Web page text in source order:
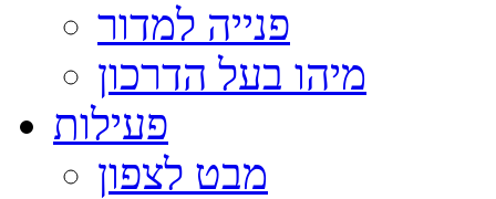
פנייה למדור
מיהו בעל הדרכון
פעילות
מבט לצפון